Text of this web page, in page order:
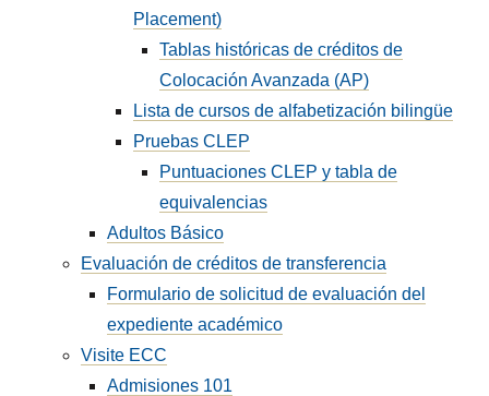
Placement)
Tablas históricas de créditos de
Colocación Avanzada (AP)
Lista de cursos de alfabetización bilingüe
Pruebas CLEP
Puntuaciones CLEP y tabla de
equivalencias
Adultos Básico
Evaluación de créditos de transferencia
Formulario de solicitud de evaluación del
expediente académico
Visite ECC
Admisiones 101